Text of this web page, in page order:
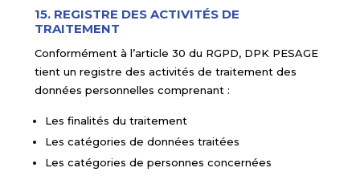
15. REGISTRE DES ACTIVITÉS DE
TRAITEMENT
Conformément à l’article 30 du RGPD, DPK PESAGE
tient un registre des activités de traitement des
données personnelles comprenant :
Les finalités du traitement
Les catégories de données traitées
Les catégories de personnes concernées